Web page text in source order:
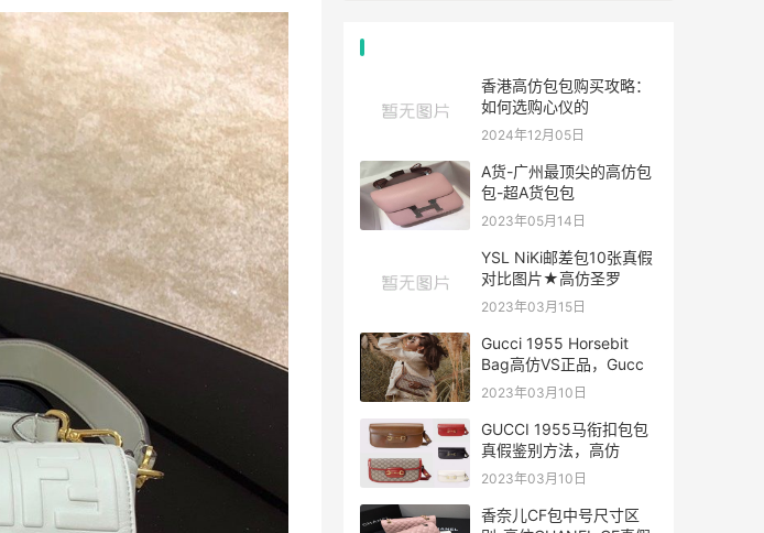
香港高仿包包购买攻略：
如何选购心仪的
2024年12月05日
A货-广州最顶尖的高仿包
包-超A货包包
2023年05月14日
YSL NiKi邮差包10张真假
对比图片★高仿圣罗
2023年03月15日
Gucci 1955 Horsebit
Bag高仿VS正品，Gucci
1955马
2023年03月10日
GUCCI 1955马衔扣包包
真假鉴别方法，高仿
2023年03月10日
香奈儿CF包中号尺寸区